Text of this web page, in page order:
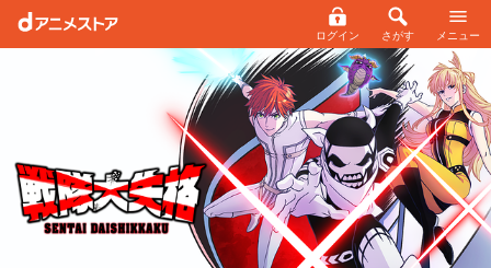
ログイン さがす メニュー